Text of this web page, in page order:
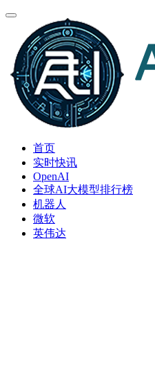
首页
实时快讯
OpenAI
全球AI大模型排行榜
机器人
微软
英伟达